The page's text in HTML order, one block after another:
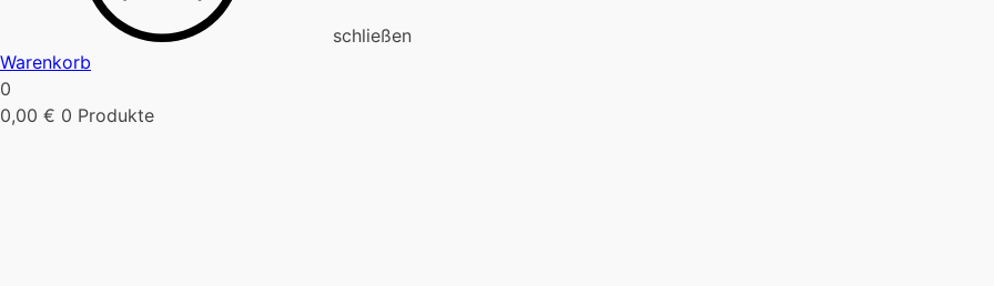
schließen
Warenkorb
0
0,00 € 0 Produkte